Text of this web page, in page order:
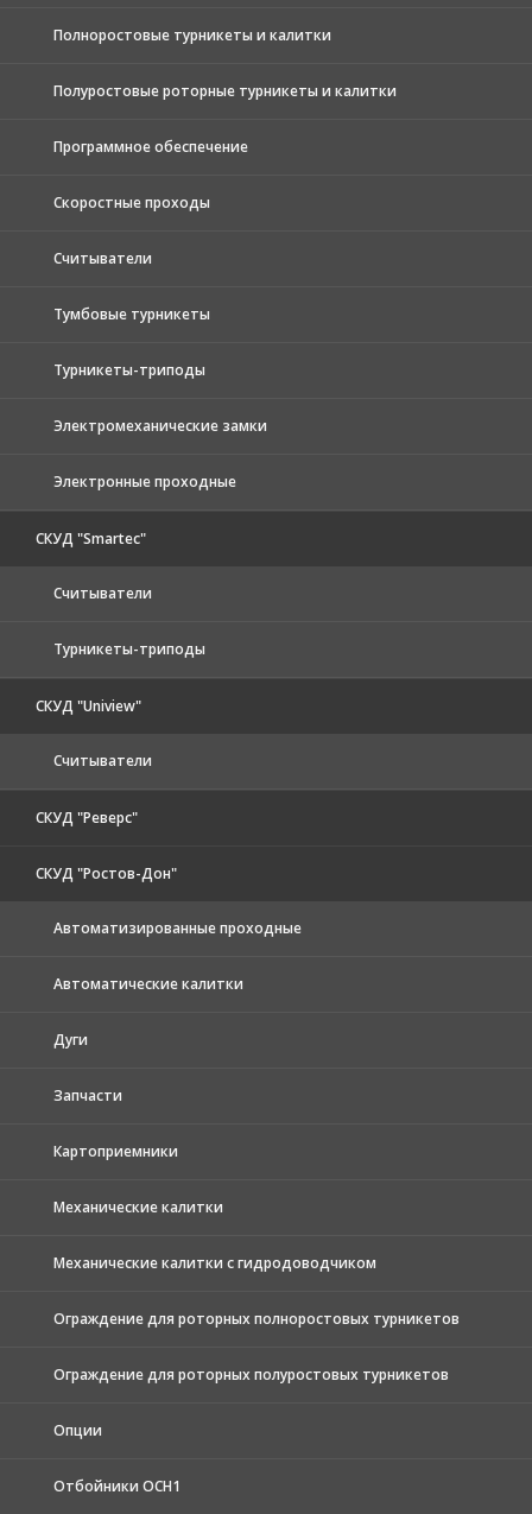
Полноростовые турникеты и калитки
Полуростовые роторные турникеты и калитки
Программное обеспечение
Скоростные проходы
Считыватели
Тумбовые турникеты
Турникеты-триподы
Электромеханические замки
Электронные проходные
СКУД "Smartec"
Считыватели
Турникеты-триподы
СКУД "Uniview"
Считыватели
СКУД "Реверс"
СКУД "Ростов-Дон"
Автоматизированные проходные
Автоматические калитки
Дуги
Запчасти
Картоприемники
Механические калитки
Механические калитки с гидродоводчиком
Ограждение для роторных полноростовых турникетов
Ограждение для роторных полуростовых турникетов
Опции
Отбойники ОСН1